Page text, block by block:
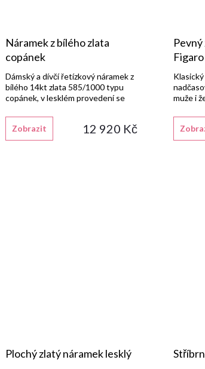
Náramek z bílého zlata
copánek
12 920 Kč
Zobrazit
Dámský a dívčí řetízkový náramek z
bílého 14kt zlata 585/1000 typu
copánek, v lesklém provedení se
Figaro
muže i
Plochý zlatý náramek lesklý